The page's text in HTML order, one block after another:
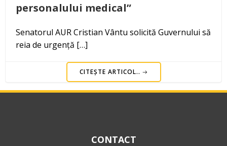
personalului medical”
Senatorul AUR Cristian Vântu solicită Guvernului să
reia de urgență […]
CITEȘTE ARTICOL..
CONTACT